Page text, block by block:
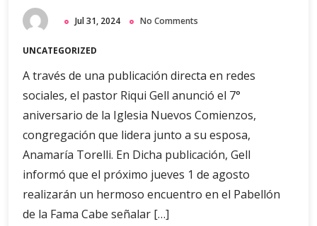
Jul 31, 2024 No Comments
UNCATEGORIZED
A través de una publicación directa en redes
sociales, el pastor Riqui Gell anunció el 7°
aniversario de la Iglesia Nuevos Comienzos,
congregación que lidera junto a su esposa,
Anamaría Torelli. En Dicha publicación, Gell
informó que el próximo jueves 1 de agosto
realizarán un hermoso encuentro en el Pabellón
de la Fama Cabe señalar […]